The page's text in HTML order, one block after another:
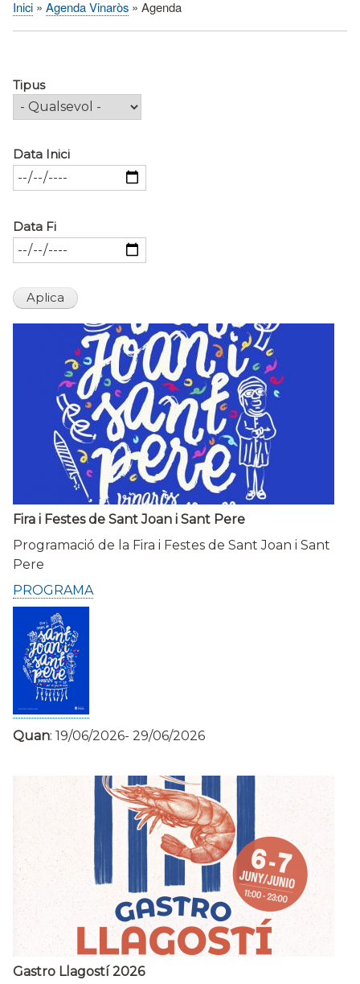
Fil
Inici Agenda Vinaròs Agenda
Tipus
Data Inici
Data Fi
Fira i Festes de Sant Joan i Sant Pere
Programació de la Fira i Festes de Sant Joan i Sant
Pere
PROGRAMA
Quan: 19/06/2026- 29/06/2026
Gastro Llagostí 2026